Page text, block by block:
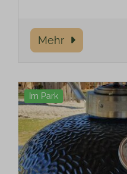
Mehr
Im Park